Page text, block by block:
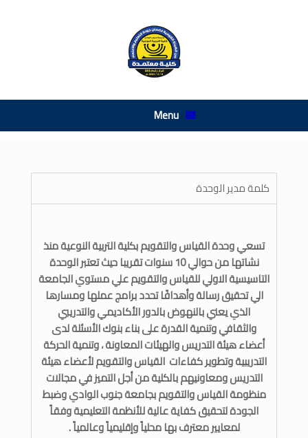
Menu
كلمة مدير الوحدة
تسعي وحدة القياس والتقويم بكلية التربية النوعية منذ
نشاتها من حوالي 10 سنوات تقريبا حيث تعتبر الوحدة
التاسيسية الاولي للقياس والتقويم علي مستوي الجامعة
الي تحقيق رسالة وأهدافًا تحدد برامج عملها ومسارها
الذي يعني بالنهوض بالدور الأكاديمي والتدريبي
والثقافي وتنمية القدرة على بناء بنوك الأسئلة لدى
أعضاء هيئة التدريس والهيئات المعاونة ، وتنمية الحركة
التدريبية وتطوير كفاءات القياس والتقويم لأعضاء هيئة
التدريس ومعاونيهم بالكلية من أجل التميز في مجالات
منظومة القياس والتقويم بجامعة جنوب الوادي وضبط
الجودة لتحقيق كفاية عالية للأنظمة التعليمية وفقاً
لمعايير معترف بها محلياً وإقليمياً وعالمياً .